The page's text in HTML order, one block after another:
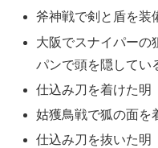
斧神戦で剣と盾を装
大阪でスナイパーの
パンで頭を隠してい
仕込み刀を着けた明
姑獲鳥戦で狐の面を
仕込み刀を抜いた明